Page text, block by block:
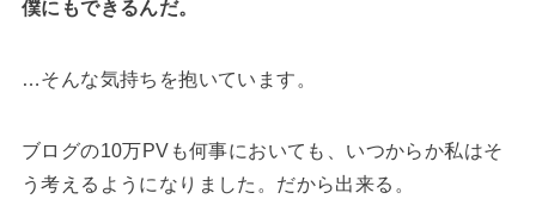
僕にもできるんだ。
…そんな気持ちを抱いています。
ブログの10万PVも何事においても、いつからか私はそ
う考えるようになりました。だから出来る。